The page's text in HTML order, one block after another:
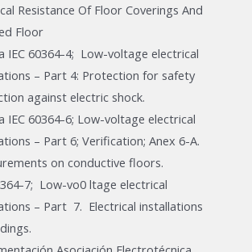
Resistance Of Floor Coverings And
Floor
IEC 60364-4; Low-voltage electrical
– Part 4: Protection for safety
against electric shock.
IEC 60364-6; Low-voltage electrical
– Part 6; Verification; Anex 6-A.
on conductive floors.
7; Low-vo0 ltage electrical
– Part 7. Electrical installations